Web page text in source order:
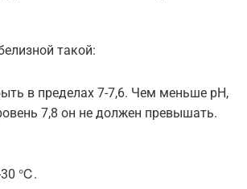
такой:
в пределах 7-7,6. Чем меньше рН,
7,8 он не должен превышать.
30 ℃.